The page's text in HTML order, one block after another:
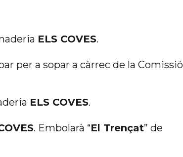
ELS COVES.
per a sopar a càrrec de la Comissió
ELS COVES.
. Embolarà “El Trençat” de